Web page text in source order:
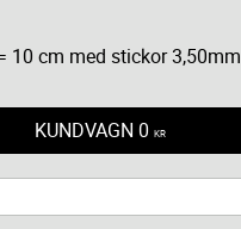
10 cm med stickor 3,50mm
KUNDVAGN 0 KR